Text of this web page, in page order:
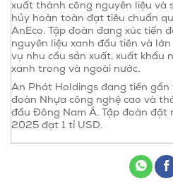
xuất thành công nguyên liệu và
hủy hoàn toàn đạt tiêu chuẩn
AnEco. Tập đoàn đang xúc tiến
nguyên liệu xanh đầu tiên và
vụ nhu cầu sản xuất, xuất khẩu
xanh trong và ngoài nước.
An Phát Holdings đang tiến
đoàn Nhựa công nghệ cao và
đầu Đông Nam Á. Tập đoàn đặt
2025 đạt 1 tỉ USD.